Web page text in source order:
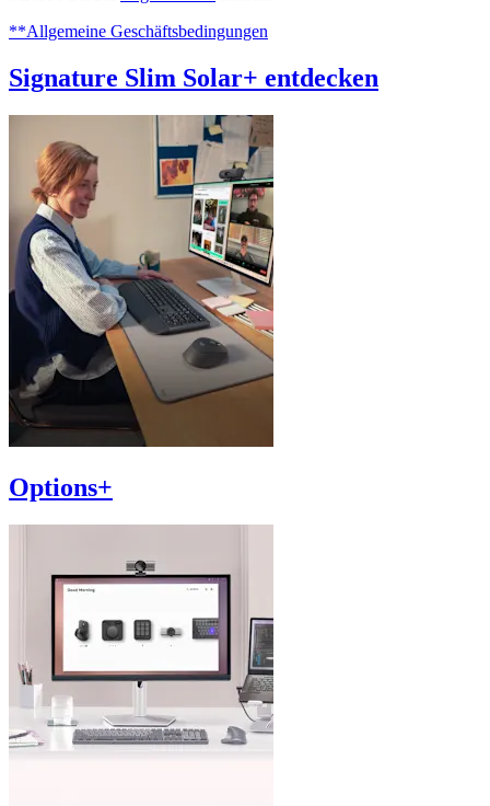
**Allgemeine Geschäftsbedingungen
Signature Slim Solar+ entdecken
Options+